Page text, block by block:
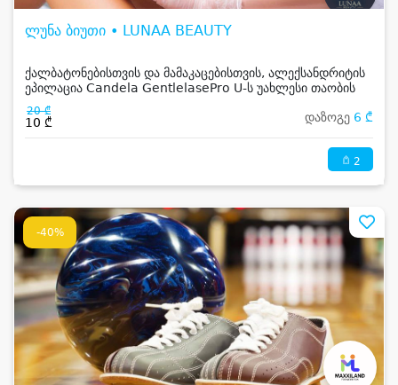
ლუნა ბიუთი • LUNAA BEAUTY
ქალბატონებისთვის და მამაკაცებისთვის, ალექსანდრიტის
ეპილაცია Candela GentlelasePro U-ს უახლესი თაობის
აპარატით
20 ₾
10 ₾ დაზოგე 6 ₾
2
-40%